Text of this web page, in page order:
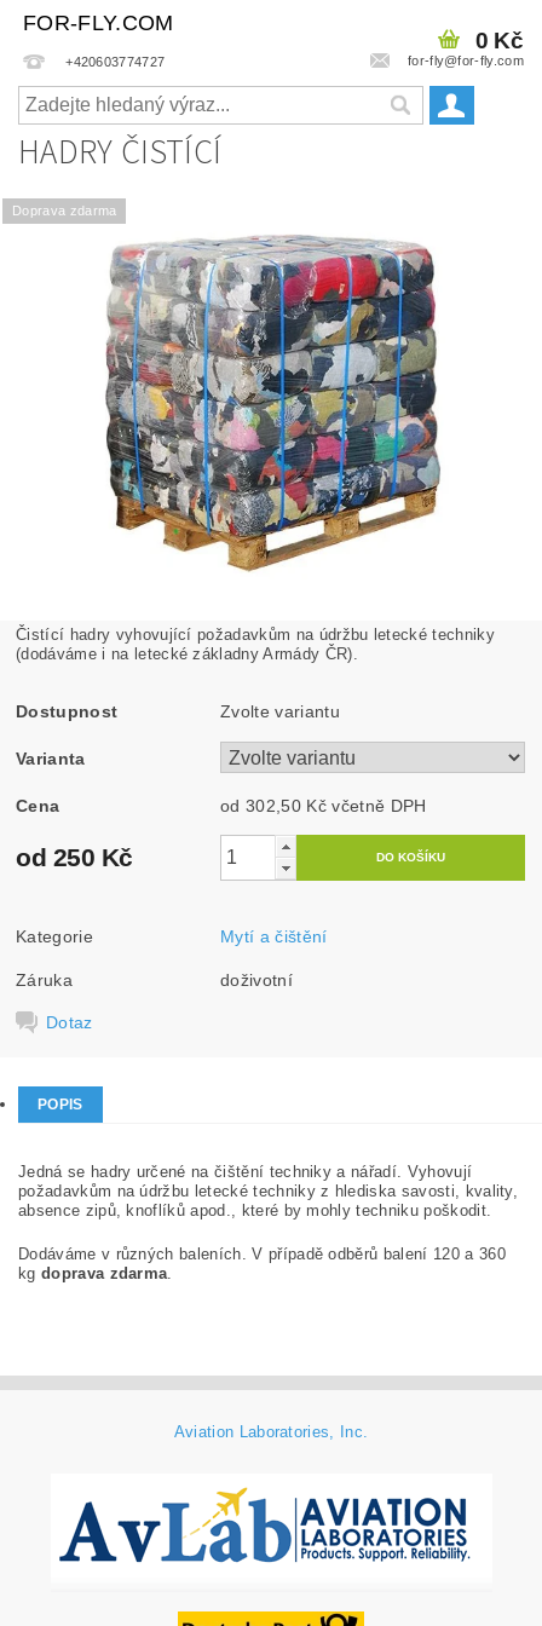
FOR-FLY.COM
+420603774727 for-fly@for-fly.com
0 Kč
HADRY ČISTÍCÍ
Doprava zdarma
Čistící hadry vyhovující požadavkům na údržbu letecké techniky
(dodáváme i na letecké základny Armády ČR).
Dostupnost Zvolte variantu
Varianta
Cena od 302,50 Kčvčetně DPH
od 250 Kč
Kategorie Mytí a čištění
Záruka doživotní
Dotaz
POPIS
Jedná se hadry určené na čištění techniky a nářadí. Vyhovují
požadavkům na údržbu letecké techniky z hlediska savosti, kvality,
absence zipů, knoflíků apod., které by mohly techniku poškodit.
Dodáváme v různých baleních. V případě odběrů balení 120 a 360
kg doprava zdarma
Aviation Laboratories, Inc.